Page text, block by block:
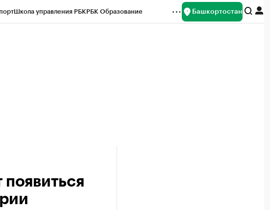
Школа управления РБКРБК Образование Башкортостан